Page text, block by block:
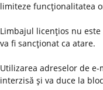
limiteze funcţionalitatea
Limbajul licenţios nu
va fi sancţionat ca atare.
Utilizarea adreselor de
interzisă şi va duce la